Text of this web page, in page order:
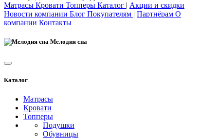
Матрасы Кровати Топперы Каталог | Акции и скидки
Новости компании Блог Покупателям | Партнёрам О
компании Контакты
Мелодия сна
Каталог
Матрасы
Кровати
Топперы
Подушки
Обувницы